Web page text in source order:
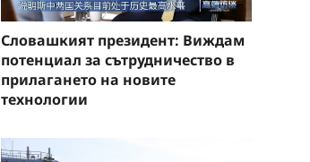
Словашкият президент: Виждам
потенциал за сътрудничество в
прилагането на новите
технологии